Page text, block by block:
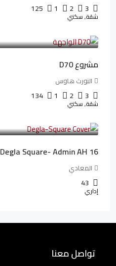
3
2
1
125
شقة, سكني
مشروع D70
النورث هاوس
3
2
1
134
شقة, سكني
Degla Square- Admin AH 16
المعادي
43
إداري
تواصل معنا